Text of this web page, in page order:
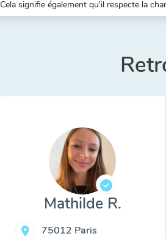
Cela signifie également qu'il respecte la
Mathilde R.
75012 Paris